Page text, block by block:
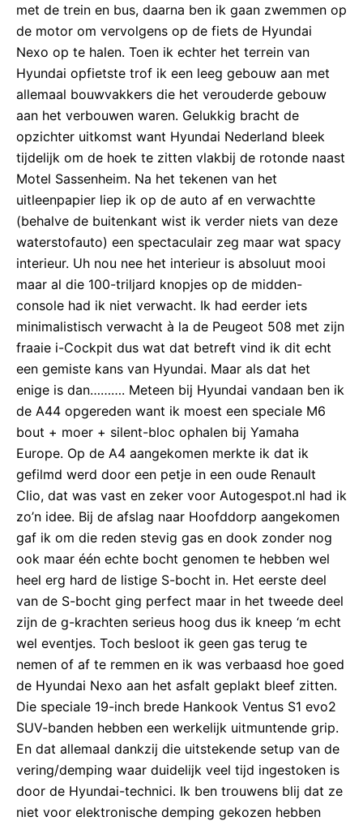
met de trein en bus, daarna ben ik gaan zwemmen op
de motor om vervolgens op de fiets de Hyundai
Nexo op te halen. Toen ik echter het terrein van
Hyundai opfietste trof ik een leeg gebouw aan met
allemaal bouwvakkers die het verouderde gebouw
aan het verbouwen waren. Gelukkig bracht de
opzichter uitkomst want Hyundai Nederland bleek
tijdelijk om de hoek te zitten vlakbij de rotonde naast
Motel Sassenheim. Na het tekenen van het
uitleenpapier liep ik op de auto af en verwachtte
(behalve de buitenkant wist ik verder niets van deze
waterstofauto) een spectaculair zeg maar wat spacy
interieur. Uh nou nee het interieur is absoluut mooi
maar al die 100-triljard knopjes op de midden-
console had ik niet verwacht. Ik had eerder iets
minimalistisch verwacht à la de Peugeot 508 met zijn
fraaie i-Cockpit dus wat dat betreft vind ik dit echt
een gemiste kans van Hyundai. Maar als dat het
enige is dan………. Meteen bij Hyundai vandaan ben ik
de A44 opgereden want ik moest een speciale M6
bout + moer + silent-bloc ophalen bij Yamaha
Europe. Op de A4 aangekomen merkte ik dat ik
gefilmd werd door een petje in een oude Renault
Clio, dat was vast en zeker voor Autogespot.nl had ik
zo’n idee. Bij de afslag naar Hoofddorp aangekomen
gaf ik om die reden stevig gas en dook zonder nog
ook maar één echte bocht genomen te hebben wel
heel erg hard de listige S-bocht in. Het eerste deel
van de S-bocht ging perfect maar in het tweede deel
zijn de g-krachten serieus hoog dus ik kneep ‘m echt
wel eventjes. Toch besloot ik geen gas terug te
nemen of af te remmen en ik was verbaasd hoe goed
de Hyundai Nexo aan het asfalt geplakt bleef zitten.
Die speciale 19-inch brede Hankook Ventus S1 evo2
SUV-banden hebben een werkelijk uitmuntende grip.
En dat allemaal dankzij die uitstekende setup van de
vering/demping waar duidelijk veel tijd ingestoken is
door de Hyundai-technici. Ik ben trouwens blij dat ze
niet voor elektronische demping gekozen hebben